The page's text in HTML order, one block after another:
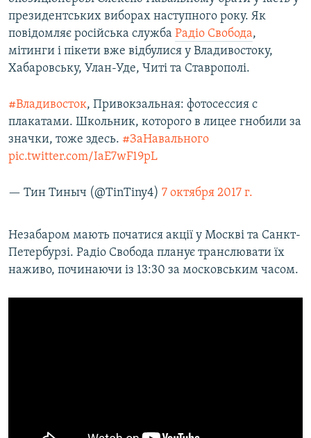
Усі сайти RFE/RL
президентських виборах наступного року. Як
повідомляє російська служба Радіо Свобода,
мітинги і пікети вже відбулися у Владивостоку,
Хабаровську, Улан-Уде, Читі та Ставрополі.
#Владивосток, Привокзальная: фотосессия с
плакатами. Школьник, которого в лицее гнобили за
значки, тоже здесь. #ЗаНавального
pic.twitter.com/IaE7wF19pL
— Тин Тиныч (@TinTiny4) 7 октября 2017 г.
Незабаром мають початися акції у Москві та Санкт-
Петербурзі. Радіо Свобода планує транслювати їх
наживо, починаючи із 13:30 за московським часом.